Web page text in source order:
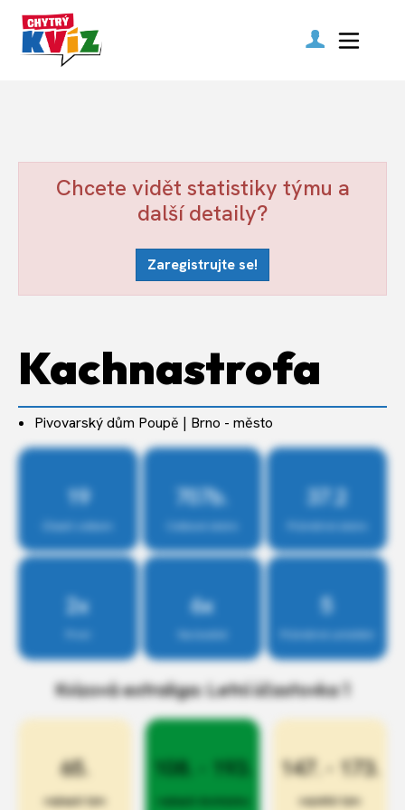
Chcete vidět statistiky týmu a
další detaily?
Zaregistrujte se!
Kachnastrofa
Pivovarský dům Poupě | Brno - město
19 707b. 37.2
2x 6x 5
Kvízová extraliga: Letní účastovka 1
65.
nejlepší tým
108. - 193. 147. - 173.
největší tým